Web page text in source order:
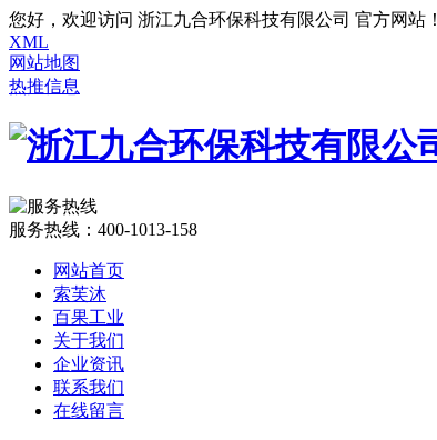
您好，欢迎访问 浙江九合环保科技有限公司 官方网站！
XML
网站地图
热推信息
服务热线： 400-1013-158
网站首页
索芙沐
百果工业
关于我们
企业资讯
联系我们
在线留言